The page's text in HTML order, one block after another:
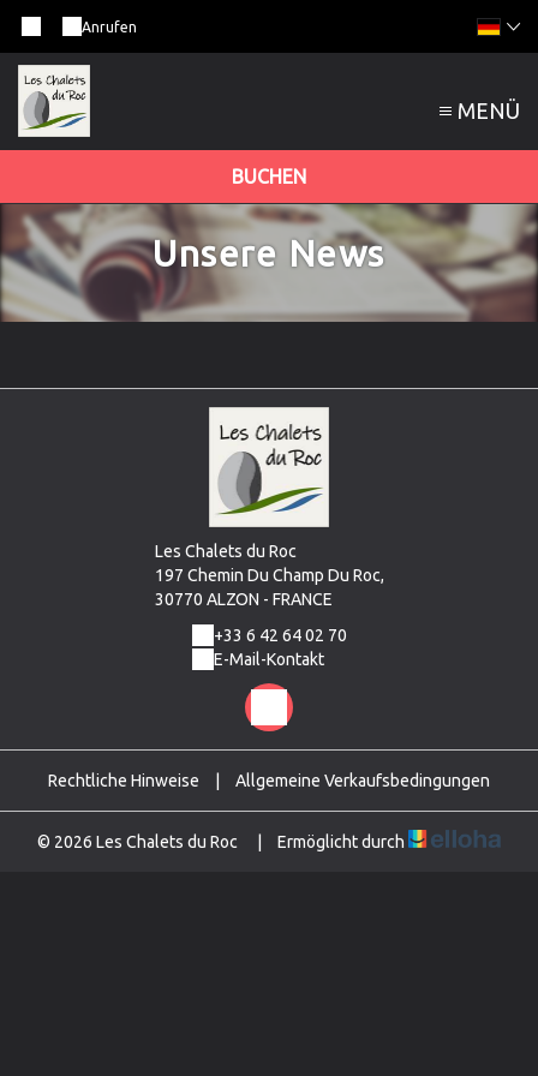
Anrufen
MENÜ
BUCHEN
Unsere News
Les Chalets du Roc
197 Chemin Du Champ Du Roc,
30770 ALZON - FRANCE
+33 6 42 64 02 70
E-Mail-Kontakt
Rechtliche Hinweise Allgemeine Verkaufsbedingungen
© 2026 Les Chalets du Roc Ermöglicht durch